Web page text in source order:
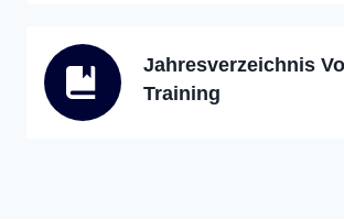
Jahresverzeichnis
Training